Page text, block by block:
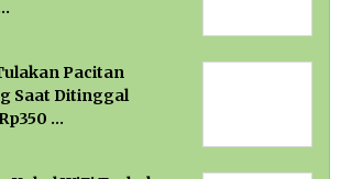
Pacitan
Saat Ditinggal
…